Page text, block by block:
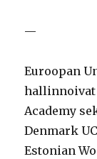
—
Euroopan
hallinnoivat
Academy
Denmark
Estonian